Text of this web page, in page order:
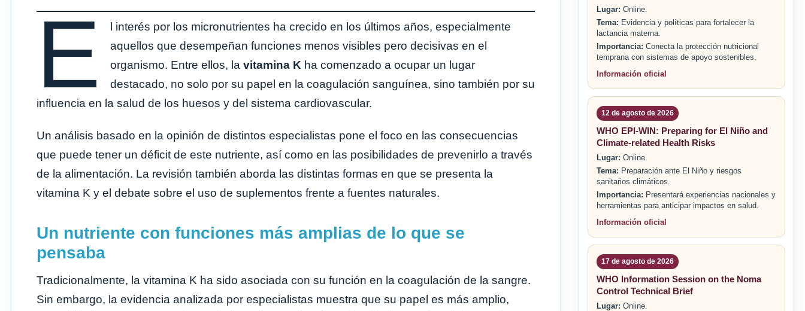
E
l interés por los micronutrientes ha crecido en los últimos años, especialmente
aquellos que desempeñan funciones menos visibles pero decisivas en el
organismo. Entre ellos, la vitamina K ha comenzado a ocupar un lugar
destacado, no solo por su papel en la coagulación sanguínea, sino también por su
influencia en la salud de los huesos y del sistema cardiovascular.
Un análisis basado en la opinión de distintos especialistas pone el foco en las consecuencias
que puede tener un déficit de este nutriente, así como en las posibilidades de prevenirlo a través
de la alimentación. La revisión también aborda las distintas formas en que se presenta la
vitamina K y el debate sobre el uso de suplementos frente a fuentes naturales.
Un nutriente con funciones más amplias de lo que se
pensaba
Tradicionalmente, la vitamina K ha sido asociada con su función en la coagulación de la sangre.
Sin embargo, la evidencia analizada por especialistas muestra que su papel es más amplio,
Lugar: Online.
Tema: Evidencia y políticas para fortalecer la
lactancia materna.
Importancia: Conecta la protección nutricional
temprana con sistemas de apoyo sostenibles.
Información oficial
12 de agosto de 2026
WHO EPI-WIN: Preparing for El Niño and
Climate-related Health Risks
Lugar: Online.
Tema: Preparación ante El Niño y riesgos
sanitarios climáticos.
Importancia: Presentará experiencias nacionales y
herramientas para anticipar impactos en salud.
Información oficial
17 de agosto de 2026
WHO Information Session on the Noma
Control Technical Brief
Lugar: Online.